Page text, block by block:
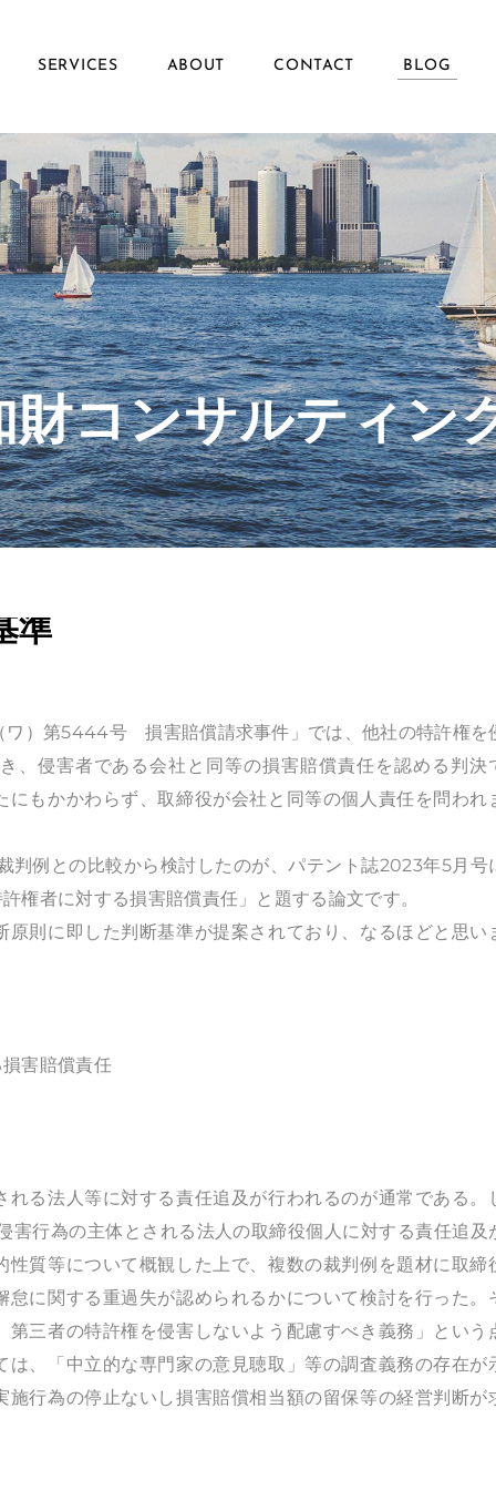
SERVICES ABOUT CONTACT BLOG
財コンサルティン
準
）第5444号 損害賠償請求事件」では、他社の特許権を
、侵害者である会社と同等の損害賠償責任を認める判決
もかかわらず、取締役が会社と同等の個人責任を問われ
判例との比較から検討したのが、パテント誌2023年5月号
権者に対する損害賠償責任」と題する論文です。
則に即した判断基準が提案されており、なるほどと思い
害賠償責任
る法人等に対する責任追及が行われるのが通常である。
行為の主体とされる法人の取締役個人に対する責任追及
質等について概観した上で、複数の裁判例を題材に取締
に関する重過失が認められるかについて検討を行った。
三者の特許権を侵害しないよう配慮すべき義務」という
、「中立的な専門家の意見聴取」等の調査義務の存在が
行為の停止ないし損害賠償相当額の留保等の経営判断が